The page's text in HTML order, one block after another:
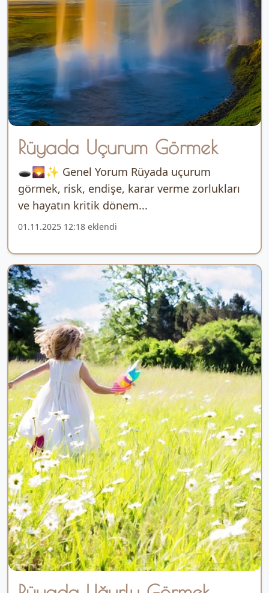
Rüyada Uçurum Görmek
🕳️🌄✨ Genel Yorum Rüyada uçurum
görmek, risk, endişe, karar verme zorlukları
ve hayatın kritik dönem...
01.11.2025 12:18 eklendi